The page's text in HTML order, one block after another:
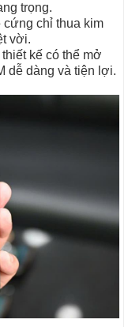
trọng.
chỉ thua kim
vời.
kế có thể mở
dễ dàng và tiện lợi.